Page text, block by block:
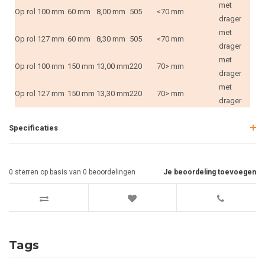
Op rol 100 mm 60 mm 8,00 mm 505 <70 mm
met
drager
Op rol 127 mm 60 mm 8,30 mm 505 <70 mm
met
drager
Op rol 100 mm 150 mm 13,00 mm220 70> mm
met
drager
Op rol 127 mm 150 mm 13,30 mm220 70> mm
met
drager
Specificaties
Je beoordeling toevoegen
0 sterren op basis van 0 beoordelingen
Tags